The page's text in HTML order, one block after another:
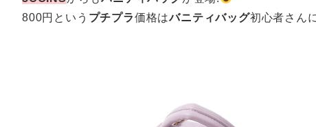
800円という プチプラ価格はバニティバッグ初心者さん